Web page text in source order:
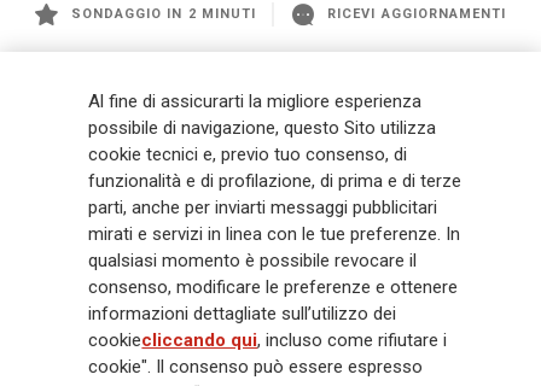
SONDAGGIO IN 2 MINUTI RICEVI AGGIORNAMENTI
management a livello globale, con premi complessivi pari a € 98,1
miliardi e € 900 miliardi di AUM nel 2025. Fondato nel 1831, con oltre 88
mila dipendenti e 163 mila agenti che servono 75 milioni di clienti, il
Gruppo ha una posizione di leadership in Europa e una presenza
crescente in Asia e America. Al centro della strategia di Generali c'è il suo
impegno Lifetime Partner verso i clienti, realizzato attraverso soluzioni
innovative e personalizzate, un'esperienza cliente di prima classe e le sue
capacità di distribuzione globale digitalizzata. Il Gruppo ha
completamente integrato la sostenibilità in tutte le scelte strategiche, con
l'obiettivo di creare valore per tutti gli stakeholder mentre costruisce una
società più equa e resiliente.
Al fine di assicurarti la migliore esperienza
possibile di navigazione, questo Sito utilizza
cookie tecnici e, previo tuo consenso, di
funzionalità e di profilazione, di prima e di terze
parti, anche per inviarti messaggi pubblicitari
mirati e servizi in linea con le tue preferenze. In
qualsiasi momento è possibile revocare il
consenso, modificare le preferenze e ottenere
informazioni dettagliate sull’utilizzo dei
cookiecliccando qui, incluso come rifiutare i
cookie". Il consenso può essere espresso